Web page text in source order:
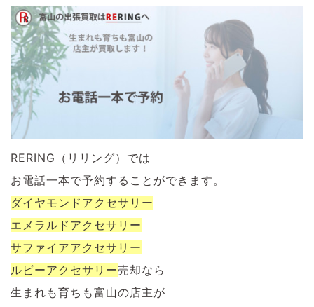
RERING（リリング）では
お電話一本で予約することができます。
ダイヤモンドアクセサリー
エメラルドアクセサリー
サファイアアクセサリー
ルビーアクセサリー売却なら
生まれも育ちも富山の店主が